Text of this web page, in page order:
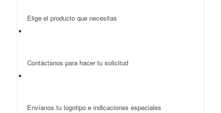
Elige el producto que necesitas
Contáctanos para hacer tu solicitud
Envíanos tu logotipo e indicaciones especiales